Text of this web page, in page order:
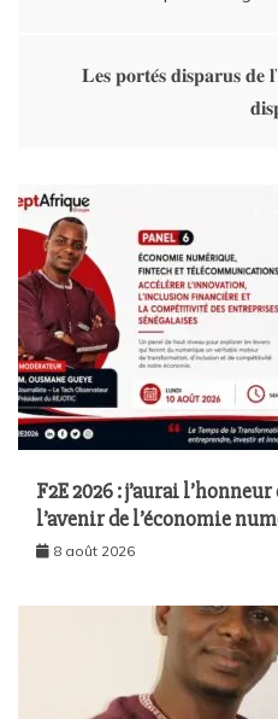
𝐋𝐞𝐬 𝐩𝐨𝐫𝐭𝐞́𝐬 𝐝𝐢𝐬𝐩𝐚𝐫𝐮𝐬 𝐝𝐞
F2E 2026 : j’aurai
l’avenir de l’économie
8 août 2026